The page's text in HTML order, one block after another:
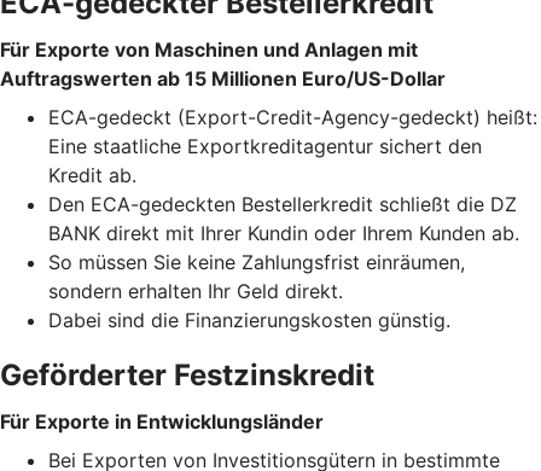
Für Exporte von Maschinen und Anlagen mit
Auftragswerten ab 15 Millionen Euro/US-Dollar
ECA-gedeckt (Export-Credit-Agency-gedeckt) heißt:
Eine staatliche Exportkreditagentur sichert den
Kredit ab.
Den ECA-gedeckten Bestellerkredit schließt die DZ
BANK direkt mit Ihrer Kundin oder Ihrem Kunden ab.
So müssen Sie keine Zahlungsfrist einräumen,
sondern erhalten Ihr Geld direkt.
Dabei sind die Finanzierungskosten günstig.
Geförderter Festzinskredit
Für Exporte in Entwicklungsländer
Bei Exporten von Investitionsgütern in bestimmte